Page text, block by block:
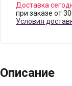
Доставка
при заказе от
Условия
Описание